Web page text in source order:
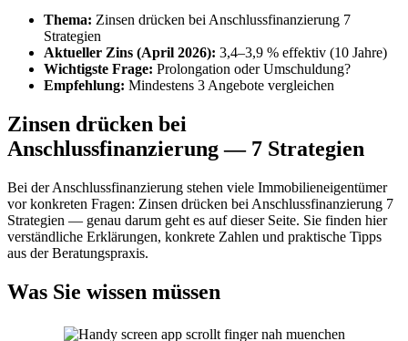
Thema: Zinsen drücken bei Anschlussfinanzierung 7
Strategien
Aktueller Zins (April 2026): 3,4–3,9 % effektiv (10 Jahre)
Wichtigste Frage: Prolongation oder Umschuldung?
Empfehlung: Mindestens 3 Angebote vergleichen
Zinsen drücken bei
Anschlussfinanzierung — 7 Strategien
Bei der Anschlussfinanzierung stehen viele Immobilieneigentümer
vor konkreten Fragen: Zinsen drücken bei Anschlussfinanzierung 7
Strategien — genau darum geht es auf dieser Seite. Sie finden hier
verständliche Erklärungen, konkrete Zahlen und praktische Tipps
aus der Beratungspraxis.
Was Sie wissen müssen